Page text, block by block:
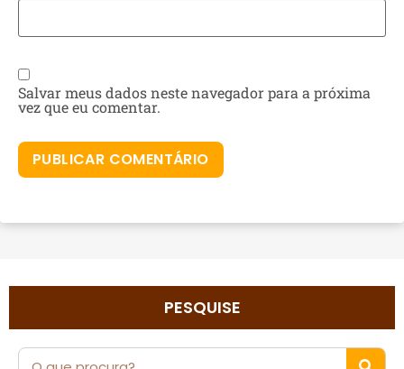
Salvar meus dados neste navegador para a próxima
vez que eu comentar.
PESQUISE